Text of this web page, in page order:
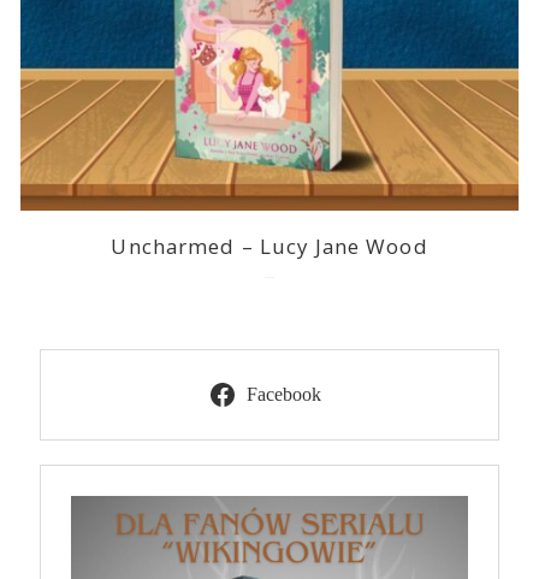
Uncharmed – Lucy Jane Wood
Facebook